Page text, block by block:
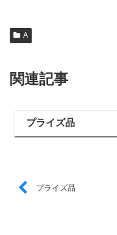
A
関連記事
プライズ品
プライズ品